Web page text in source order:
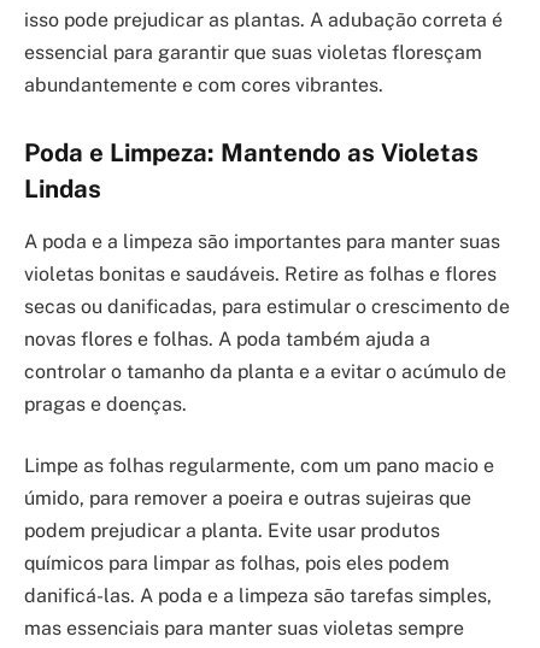
isso pode prejudicar as plantas. A adubação correta é
essencial para garantir que suas violetas floresçam
abundantemente e com cores vibrantes.
Poda e Limpeza: Mantendo as Violetas
Lindas
A poda e a limpeza são importantes para manter suas
violetas bonitas e saudáveis. Retire as folhas e flores
secas ou danificadas, para estimular o crescimento de
novas flores e folhas. A poda também ajuda a
controlar o tamanho da planta e a evitar o acúmulo de
pragas e doenças.
Limpe as folhas regularmente, com um pano macio e
úmido, para remover a poeira e outras sujeiras que
podem prejudicar a planta. Evite usar produtos
químicos para limpar as folhas, pois eles podem
danificá-las. A poda e a limpeza são tarefas simples,
mas essenciais para manter suas violetas sempre